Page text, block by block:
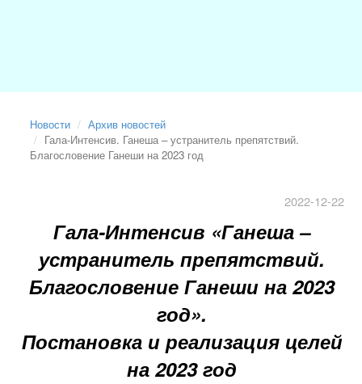
Новости
Архив новостей
Гала-Интенсив. Ганеша – устранитель препятствий.
Благословение Ганеши на 2023 год
2022-12-22
Гала-Интенсив «Ганеша –
устранитель препятствий.
Благословение Ганеши на 2023
год».
Постановка и реализация целей
на 2023 год